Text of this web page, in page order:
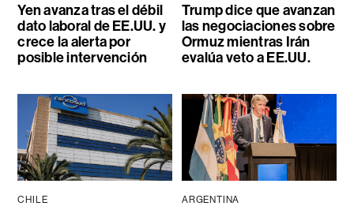
Yen avanza tras el débil
dato laboral de EE.UU. y
crece la alerta por
posible intervención
Trump dice que avanzan
las negociaciones sobre
Ormuz mientras Irán
evalúa veto a EE.UU.
CHILE ARGENTINA